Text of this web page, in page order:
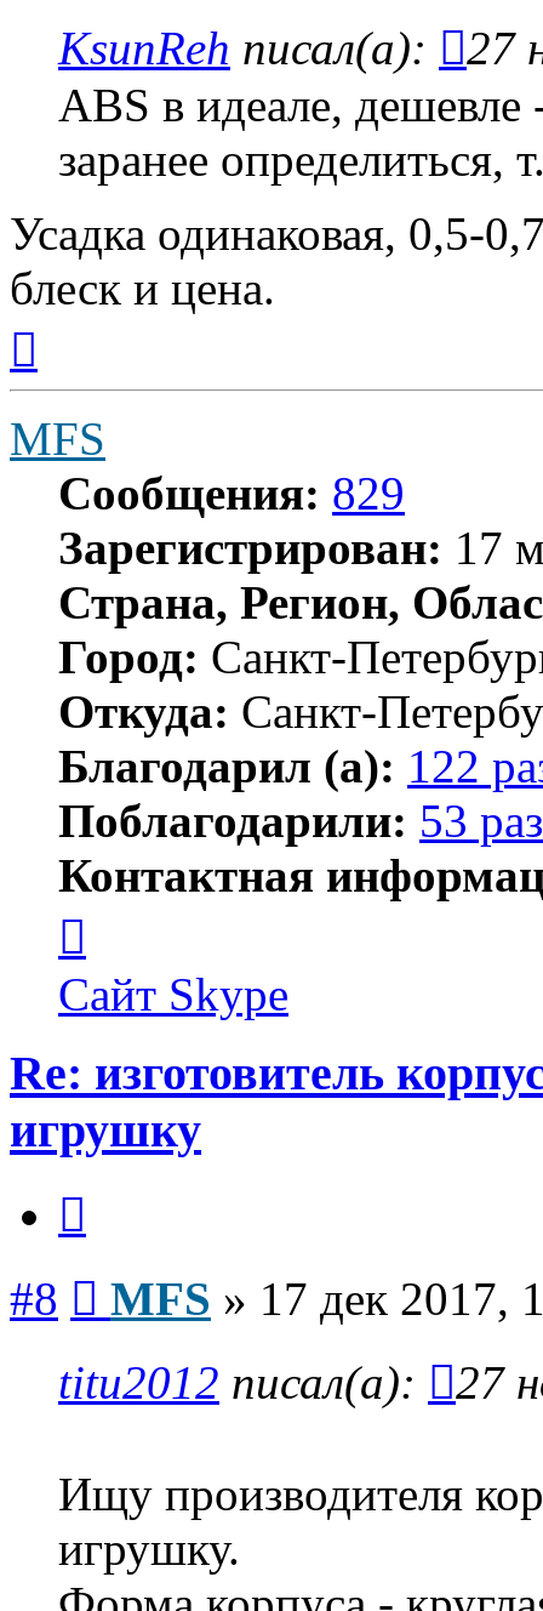
KsunReh писал(а):
27
ABS в идеале,
заранее определиться,
Усадка одинаковая, 0,5-
блеск и цена.
началу
MFS
Сообщения: 829
Зарегистрирован: 17
Страна, Регион,
Город: Санкт-
Откуда: Санкт-
Благодарил (а): 122
Поблагодарили: 53
Контактная
пользователя
MFS
Сайт Skype
Re: изготовитель
игрушку
#8 MFS » 17 дек 2017,
titu2012 писал(а): 27
Ищу производителя
игрушку.